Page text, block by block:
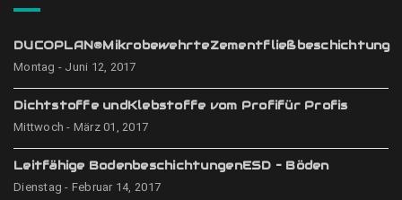
DUCOPLAN®MikrobewehrteZementfließbeschichtung
Montag - Juni 12, 2017
Dichtstoffe undKlebstoffe vom Profifür Profis
Mittwoch - März 01, 2017
Leitfähige BodenbeschichtungenESD – Böden
Dienstag - Februar 14, 2017